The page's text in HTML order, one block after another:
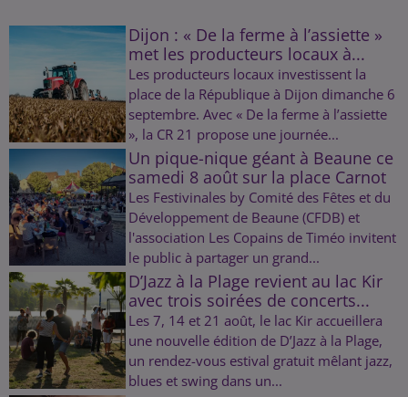
Dijon : « De la ferme à l’assiette »
met les producteurs locaux à...
Les producteurs locaux investissent la
place de la République à Dijon dimanche 6
septembre. Avec « De la ferme à l’assiette
», la CR 21 propose une journée...
Un pique-nique géant à Beaune ce
samedi 8 août sur la place Carnot
Les Festivinales by Comité des Fêtes et du
Développement de Beaune (CFDB) et
l'association Les Copains de Timéo invitent
le public à partager un grand...
D’Jazz à la Plage revient au lac Kir
avec trois soirées de concerts...
Les 7, 14 et 21 août, le lac Kir accueillera
une nouvelle édition de D’Jazz à la Plage,
un rendez-vous estival gratuit mêlant jazz,
blues et swing dans un...